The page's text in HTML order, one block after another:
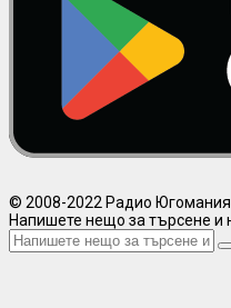
© 2008-2022 Радио Югомания
Напишете нещо за търсене и